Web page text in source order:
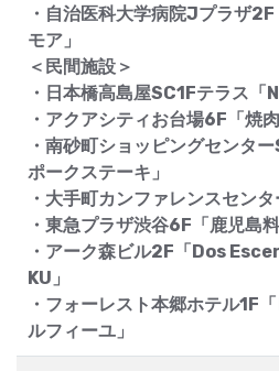
・自治医科大学病院Jプラザ
モア」
＜民間施設＞
・日本橋高島屋SC1Fテラス
・アクアシティお台場6F「焼
・南砂町ショッピングセンタ
ポークステーキ」
・大手町カンファレンスセンタ
・東急プラザ渋谷6F「鹿児島
・アーク森ビル2F「Dos
KU」
・フォーレスト本郷ホテル1F
ルフィーユ」